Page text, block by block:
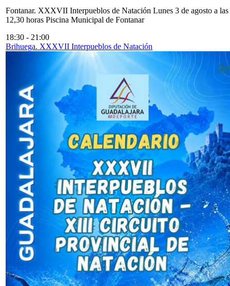
Fontanar. XXXVII Interpueblos de Natación Lunes 3 de agosto a las
12,30 horas Piscina Municipal de Fontanar
18:30 - 21:00
Brihuega. XXXVII Interpueblos de Natación